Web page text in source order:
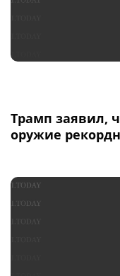
Трамп заявил,
оружие